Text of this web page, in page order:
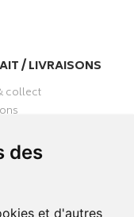
des
et d'autres
/ LIVRAISONS
collect